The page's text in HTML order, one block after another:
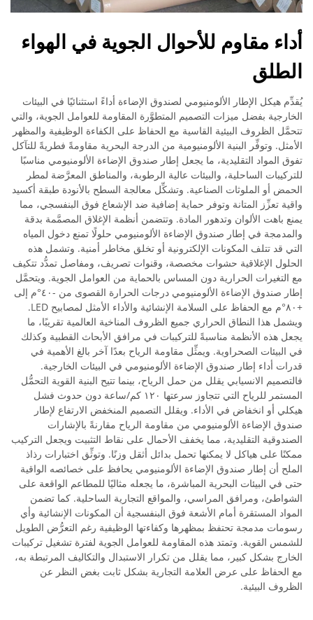
أداء مقاوم للأحوال الجوية في الهواء
الطلق
يُقدِّم هيكل الإطار الألومنيومي لصندوق الإضاءة أداءً استثنائيًا في البيئات
الخارجية بفضل ميزات التصميم المتطوَّرة المقاومة للعوامل الجوية، والتي
تتحمَّل الظروف البيئية القاسية مع الحفاظ على الكفاءة الوظيفية والمظهر
الأمثل. وتوفِّر البنية الألومنيومية من الدرجة البحرية مقاومةً فطريةً للتآكل
تفوق المواد التقليدية، ما يجعل إطار صندوق الإضاءة الألومنيومي مناسبًا
للتركيبات الساحلية، والبيئات عالية الرطوبة، والمناطق المعرَّضة لمطر
الحمض أو الملوثات الصناعية. وتشكِّل معالجة السطح بالأنودة طبقة أكسيد
واقية تعزِّز المتانة وتوفر حماية إضافية ضد الإشعاع فوق البنفسجي، مما
يمنع باهت الألوان وتدهور المادة. وتتضمن أنظمة الإغلاق المصمَّمة بدقة
والمدمجة في إطار صندوق الإضاءة الألومنيومي حلولًا تمنع دخول المياه
التي قد تتلف المكونات الإلكترونية أو تخلق مخاطر أمنية. وتشمل هذه
الحلول الإغلاقية حشوات مخصصة، وقنوات تصريف، ومفاصل تمدُّد تتكيف
مع التغيرات الحرارية دون المساس بالحماية من العوامل الجوية. ويتحمَّل
إطار صندوق الإضاءة الألومنيومي درجات الحرارة القصوى من -٤٠°م إلى
+٨٠°م مع الحفاظ على السلامة الإنشائية والأداء الأمثل لمصابيح LED.
ويشمل هذا النطاق الحراري جميع الظروف المناخية العالمية تقريبًا، ما
يجعل هذه الأنظمة مناسبةً للتركيبات في مرافق الأبحاث القطبية وكذلك
في البيئات الصحراوية. ويمثِّل مقاومة الرياح بعدًا آخر بالغ الأهمية في
قدرات أداء إطار صندوق الإضاءة الألومنيومي في البيئات الخارجية.
فالتصميم الانسيابي يقلل من حمل الرياح، بينما تتيح البنية القوية التحمُّل
المستمر للرياح التي تتجاوز سرعتها ١٢٠ كم/ساعة دون حدوث فشل
هيكلي أو انخفاض في الأداء. ويقلل التصميم المنخفض الارتفاع لإطار
صندوق الإضاءة الألومنيومي من مقاومة الرياح مقارنةً بالإشارات
الصندوقية التقليدية، مما يخفف الأحمال على نقاط التثبيت ويجعل التركيب
ممكنًا على هياكل لا يمكنها تحمل بدائل أثقل وزنًا. وتوثِّق اختبارات رذاذ
الملح أن إطار صندوق الإضاءة الألومنيومي يحافظ على خصائصه الواقية
حتى في البيئات البحرية المباشرة، ما يجعله مثاليًا للمطاعم الواقعة على
الشواطئ، ومرافق المراسي، والمواقع التجارية الساحلية. كما تضمن
المواد المستقرة أمام الأشعة فوق البنفسجية أن المكونات الإنشائية وأي
رسومات مدمجة تحتفظ بمظهرها وكفاءتها الوظيفية رغم التعرُّض الطويل
للشمس القوية. وتمتد هذه المقاومة للعوامل الجوية لفترة تشغيل تركيبات
الخارج بشكل كبير، مما يقلل من تكرار الاستبدال والتكاليف المرتبطة به،
مع الحفاظ على عرض العلامة التجارية بشكل ثابت بغض النظر عن
الظروف البيئية.